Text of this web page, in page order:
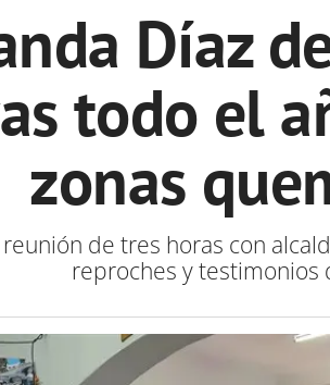
Díaz
todo el
zonas
de tres horas con
reproches y testimonios